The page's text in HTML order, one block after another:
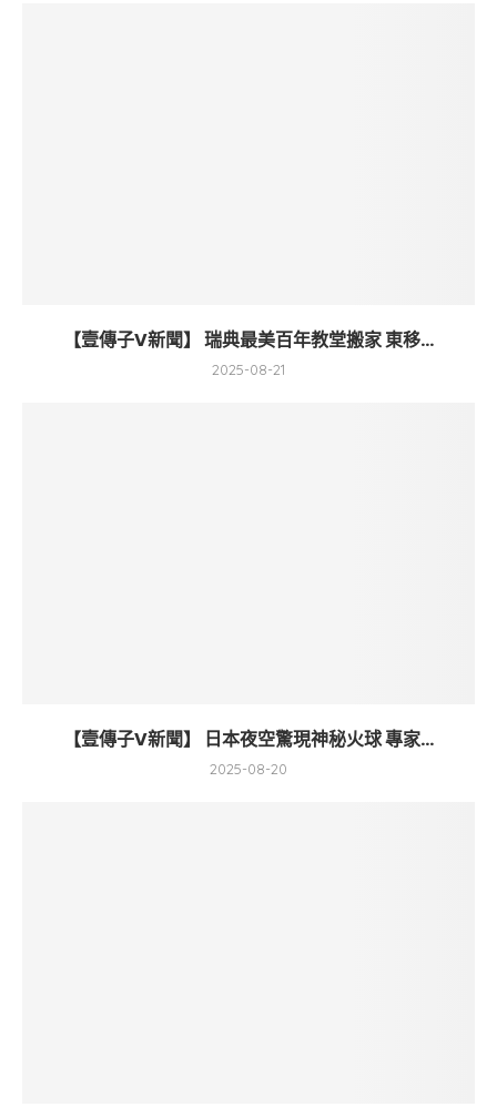
【壹傳子V新聞】 瑞典最美百年教堂搬家 東移...
2025-08-21
【壹傳子V新聞】 日本夜空驚現神秘火球 專家...
2025-08-20